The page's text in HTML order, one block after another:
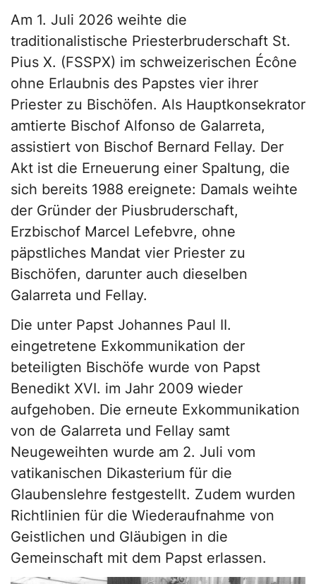
Am 1. Juli 2026 weihte die
traditionalistische Priesterbruderschaft St.
Pius X. (FSSPX) im schweizerischen Écône
ohne Erlaubnis des Papstes vier ihrer
Priester zu Bischöfen. Als Hauptkonsekrator
amtierte Bischof Alfonso de Galarreta,
assistiert von Bischof Bernard Fellay. Der
Akt ist die Erneuerung einer Spaltung, die
sich bereits 1988 ereignete: Damals weihte
der Gründer der Piusbruderschaft,
Erzbischof Marcel Lefebvre, ohne
päpstliches Mandat vier Priester zu
Bischöfen, darunter auch dieselben
Galarreta und Fellay.
Die unter Papst Johannes Paul II.
eingetretene Exkommunikation der
beteiligten Bischöfe wurde von Papst
Benedikt XVI. im Jahr 2009 wieder
aufgehoben. Die erneute Exkommunikation
von de Galarreta und Fellay samt
Neugeweihten wurde am 2. Juli vom
vatikanischen Dikasterium für die
Glaubenslehre festgestellt. Zudem wurden
Richtlinien für die Wiederaufnahme von
Geistlichen und Gläubigen in die
Gemeinschaft mit dem Papst erlassen.